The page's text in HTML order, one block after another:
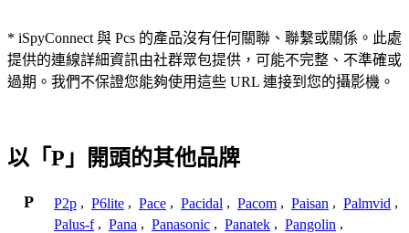
* iSpyConnect 與 Pcs 的產品沒有任何關聯、聯繫或關係。此處
提供的連線詳細資訊由社群眾包提供，可能不完整、不準確或
過期。我們不保證您能夠使用這些 URL 連接到您的攝影機。
以「P」開頭的其他品牌
P P2p , P6lite , Pace , Pacidal , Pacom , Paisan , Palmvid ,
Palus-f , Pana , Panasonic , Panatek , Pangolin ,